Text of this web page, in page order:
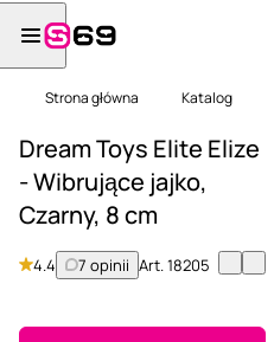
Strona główna Katalog
Dream Toys Elite Elize
- Wibrujące jajko,
Czarny, 8 cm
4.4 7 opinii Art.18205